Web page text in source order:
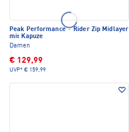
Peak Performance·Rider Zip Midlayer
mit Kapuze
Damen
€ 129,99
UVP* € 159,99